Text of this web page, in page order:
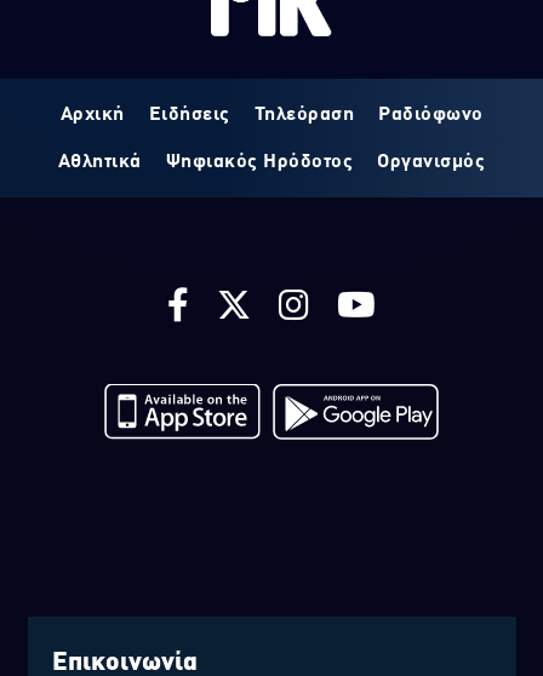
Αρχική Ειδήσεις Τηλεόραση Ραδιόφωνο
Αθλητικά Ψηφιακός Ηρόδοτος Οργανισμός
Επικοινωνία